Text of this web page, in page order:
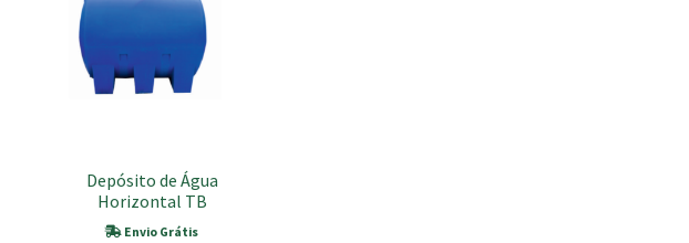
Depósito de Água
Horizontal TB
Envio Grátis
multiple
variants.
options